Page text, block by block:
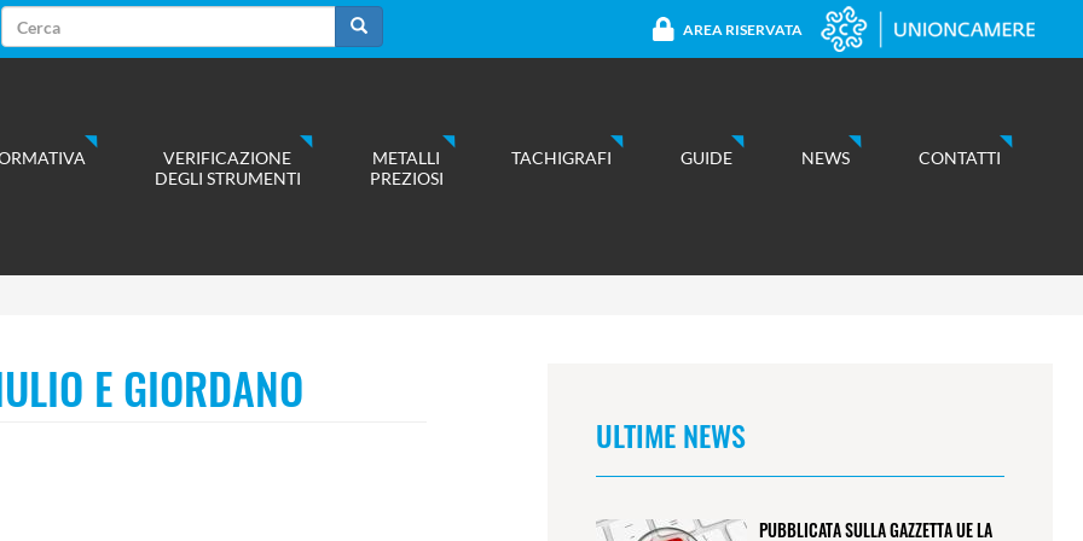
Form
di
Cerca
AREA RISERVATA
VERIFICAZIONE
DEGLI STRUMENTI
METALLI
PREZIOSI
TACHIGRAFI GUIDE NEWS CONTATTI
E GIORDANO
ULTIME NEWS
PUBBLICATA SULLA GAZZETTA UE LA